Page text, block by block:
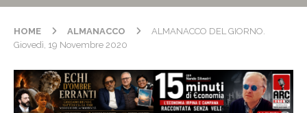
HOME ALMANACCO
ALMANACCO DEL GIORNO.
Giovedì, 19 Novembre 2020